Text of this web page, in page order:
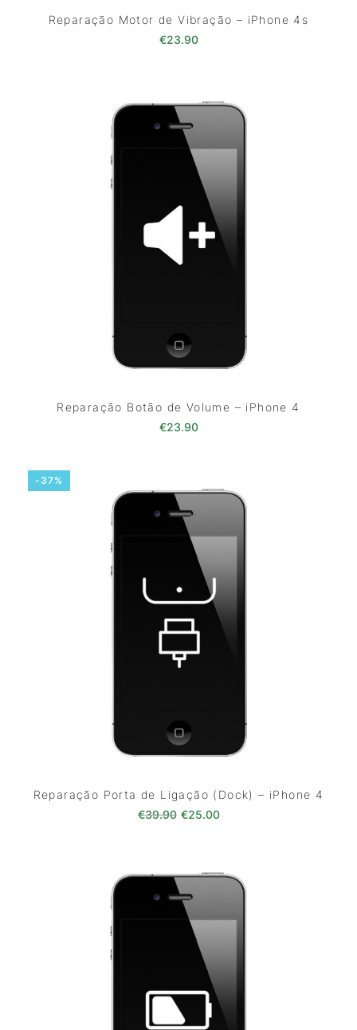
Reparação Motor de Vibração – iPhone 4s
€23.90
Reparação Botão de Volume – iPhone 4
€23.90
-37%
Reparação Porta de Ligação (Dock) – iPhone 4
€39.90 O preço original era: €39.90.
€25.00O preço atual é: